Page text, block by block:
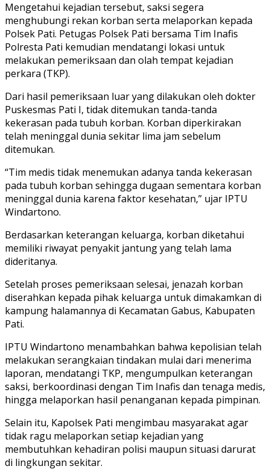
Mengetahui kejadian tersebut, saksi segera
menghubungi rekan korban serta melaporkan kepada
Polsek Pati. Petugas Polsek Pati bersama Tim Inafis
Polresta Pati kemudian mendatangi lokasi untuk
melakukan pemeriksaan dan olah tempat kejadian
perkara (TKP).
Dari hasil pemeriksaan luar yang dilakukan oleh dokter
Puskesmas Pati I, tidak ditemukan tanda-tanda
kekerasan pada tubuh korban. Korban diperkirakan
telah meninggal dunia sekitar lima jam sebelum
ditemukan.
“Tim medis tidak menemukan adanya tanda kekerasan
pada tubuh korban sehingga dugaan sementara korban
meninggal dunia karena faktor kesehatan,” ujar IPTU
Windartono.
Berdasarkan keterangan keluarga, korban diketahui
memiliki riwayat penyakit jantung yang telah lama
dideritanya.
Setelah proses pemeriksaan selesai, jenazah korban
diserahkan kepada pihak keluarga untuk dimakamkan di
kampung halamannya di Kecamatan Gabus, Kabupaten
Pati.
IPTU Windartono menambahkan bahwa kepolisian telah
melakukan serangkaian tindakan mulai dari menerima
laporan, mendatangi TKP, mengumpulkan keterangan
saksi, berkoordinasi dengan Tim Inafis dan tenaga medis,
hingga melaporkan hasil penanganan kepada pimpinan.
Selain itu, Kapolsek Pati mengimbau masyarakat agar
tidak ragu melaporkan setiap kejadian yang
membutuhkan kehadiran polisi maupun situasi darurat
di lingkungan sekitar.